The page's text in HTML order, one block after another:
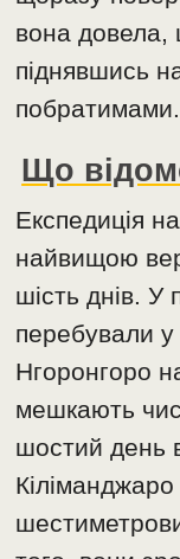
вона довела,
піднявшись
побратимами.
Що
Експедиція
найвищою
шість днів. У
перебували у
Нгоронгоро
мешкають
шостий день